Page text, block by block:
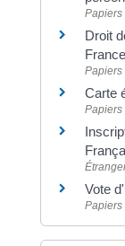
Papiers
Droit
France
Papiers
Carte
Papiers
Vote
Papiers